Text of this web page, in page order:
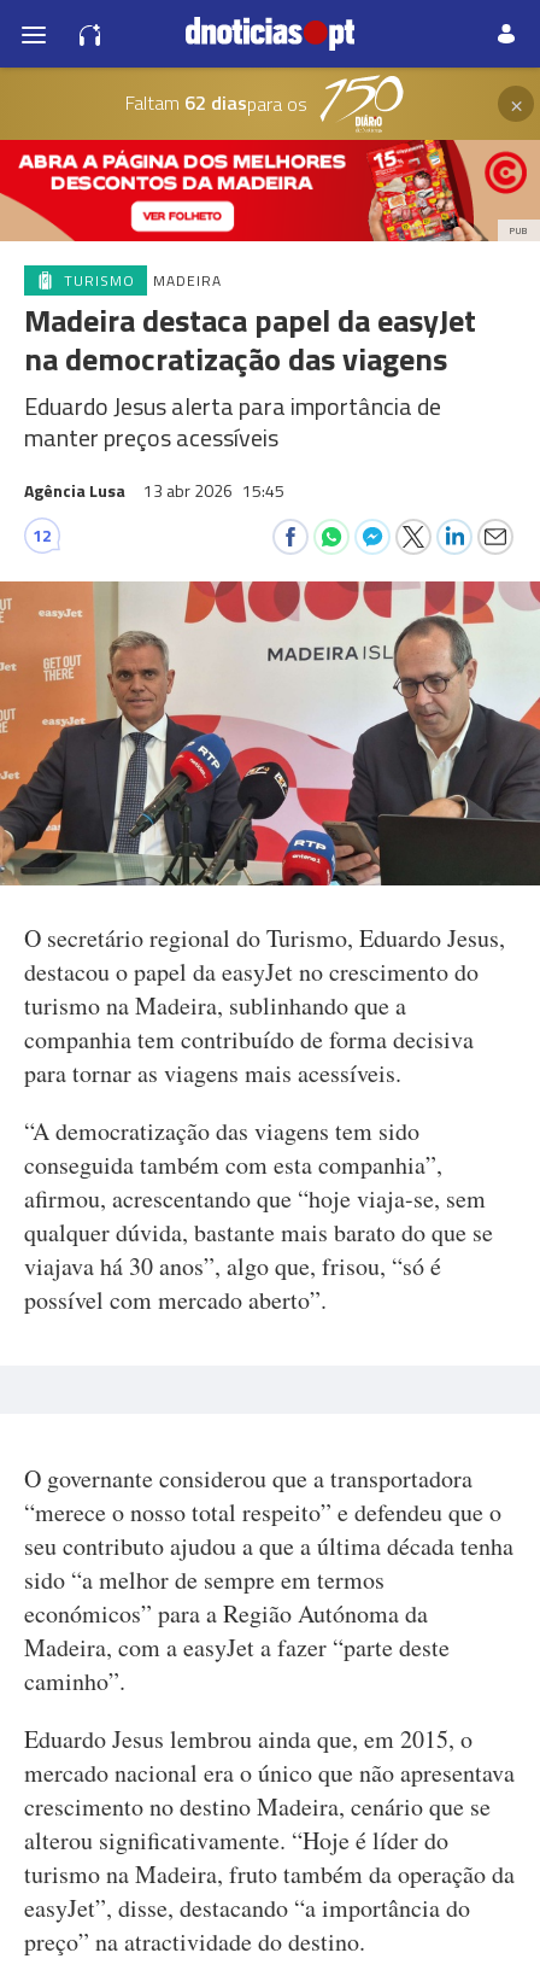
Faltam 62 diaspara os ×
PUB
TURISMO MADEIRA
Madeira destaca papel da easyJet
na democratização das viagens
Eduardo Jesus alerta para importância de
manter preços acessíveis
Agência Lusa 13 abr 2026 15:45
12
O secretário regional do Turismo, Eduardo Jesus,
destacou o papel da easyJet no crescimento do
turismo na Madeira, sublinhando que a
companhia tem contribuído de forma decisiva
para tornar as viagens mais acessíveis.
“A democratização das viagens tem sido
conseguida também com esta companhia”,
afirmou, acrescentando que “hoje viaja-se, sem
qualquer dúvida, bastante mais barato do que se
viajava há 30 anos”, algo que, frisou, “só é
possível com mercado aberto”.
O governante considerou que a transportadora
“merece o nosso total respeito” e defendeu que o
seu contributo ajudou a que a última década tenha
sido “a melhor de sempre em termos
económicos” para a Região Autónoma da
Madeira, com a easyJet a fazer “parte deste
caminho”.
Eduardo Jesus lembrou ainda que, em 2015, o
mercado nacional era o único que não apresentava
crescimento no destino Madeira, cenário que se
alterou significativamente. “Hoje é líder do
turismo na Madeira, fruto também da operação da
easyJet”, disse, destacando “a importância do
preço” na atractividade do destino.